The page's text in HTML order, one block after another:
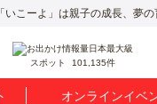
こーよ」は親子の成長、夢の
スポット 101,135件
オンラインイベ